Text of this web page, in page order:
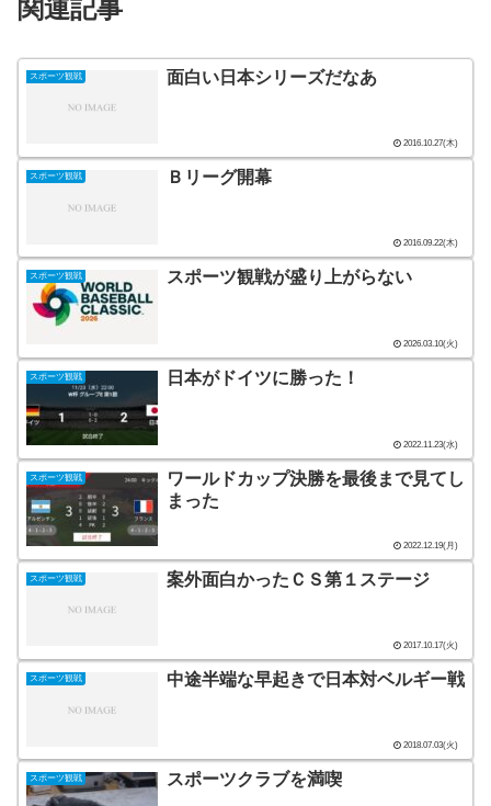
関連記事
スポーツ観戦 面白い日本シリーズだなあ
2016.10.27(木)
スポーツ観戦 Ｂリーグ開幕
2016.09.22(木)
スポーツ観戦 スポーツ観戦が盛り上がらない
2026.03.10(火)
スポーツ観戦 日本がドイツに勝った！
2022.11.23(水)
スポーツ観戦
ワールドカップ決勝を最後まで見てし
まった
2022.12.19(月)
スポーツ観戦 案外面白かったＣＳ第１ステージ
2017.10.17(火)
スポーツ観戦 中途半端な早起きで日本対ベルギー戦
2018.07.03(火)
スポーツ観戦 スポーツクラブを満喫